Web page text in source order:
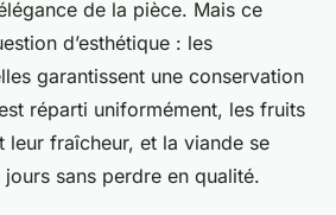
de la pièce. Mais ce
d’esthétique : les
garantissent une conservation
réparti uniformément, les fruits
leur fraîcheur, et la viande se
sans perdre en qualité.